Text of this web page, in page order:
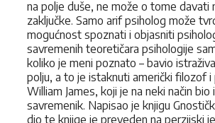
na polje duše, ne može o tome davati
zaključke. Samo arif psiholog može
mogućnost spoznati i objasniti
savremenih teoretičara psihologije
koliko je meni poznato – bavio
polju, a to je istaknuti američki filozof i
William James, koji je na neki način bio
savremenik. Napisao je knjigu
dio te knjige je preveden na perzijski